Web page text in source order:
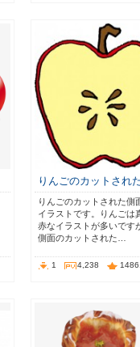
りんごのカットされ
りんごのカットされた側
イラストです。りんごは
赤なイラストが多いです
側面のカットされた…
1 4,238